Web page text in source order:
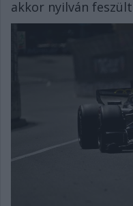
akkor nyilván